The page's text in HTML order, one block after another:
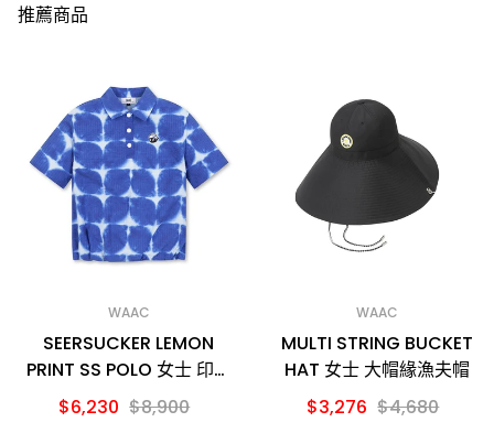
- 國內配送
2. 訂單確認後3個工作天內會出貨，配送時間依選擇配送方
式略有不同。
3. 全館商品皆享有七天無條件退換貨，除私人貼身用品外
（背心、襪子等貼身用品）。
- 國際配送
2. 使用順豐速運執行配送服務，運費皆採用順豐到付，收
到貨時再支付運費
3. 因國際運費金額高且手續繁複，海外購物一律不受理退
換貨服務，下單前請謹慎確認。​
推薦商品
WAAC
SEERSUCKER LEMON
PRINT SS POLO 女士 印花
POLO衫
$6,230 $8,900
WAAC
MULTI STRING BUCKET
HAT 女士 大帽緣漁夫帽
$3,276 $4,680